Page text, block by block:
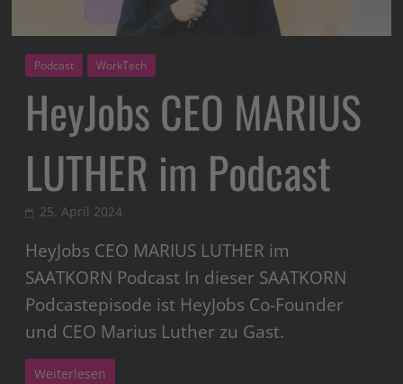
Podcast WorkTech
HeyJobs CEO MARIUS
LUTHER im Podcast
25. April 2024
HeyJobs CEO MARIUS LUTHER im
SAATKORN Podcast In dieser SAATKORN
Podcastepisode ist HeyJobs Co-Founder
und CEO Marius Luther zu Gast.
Weiterlesen